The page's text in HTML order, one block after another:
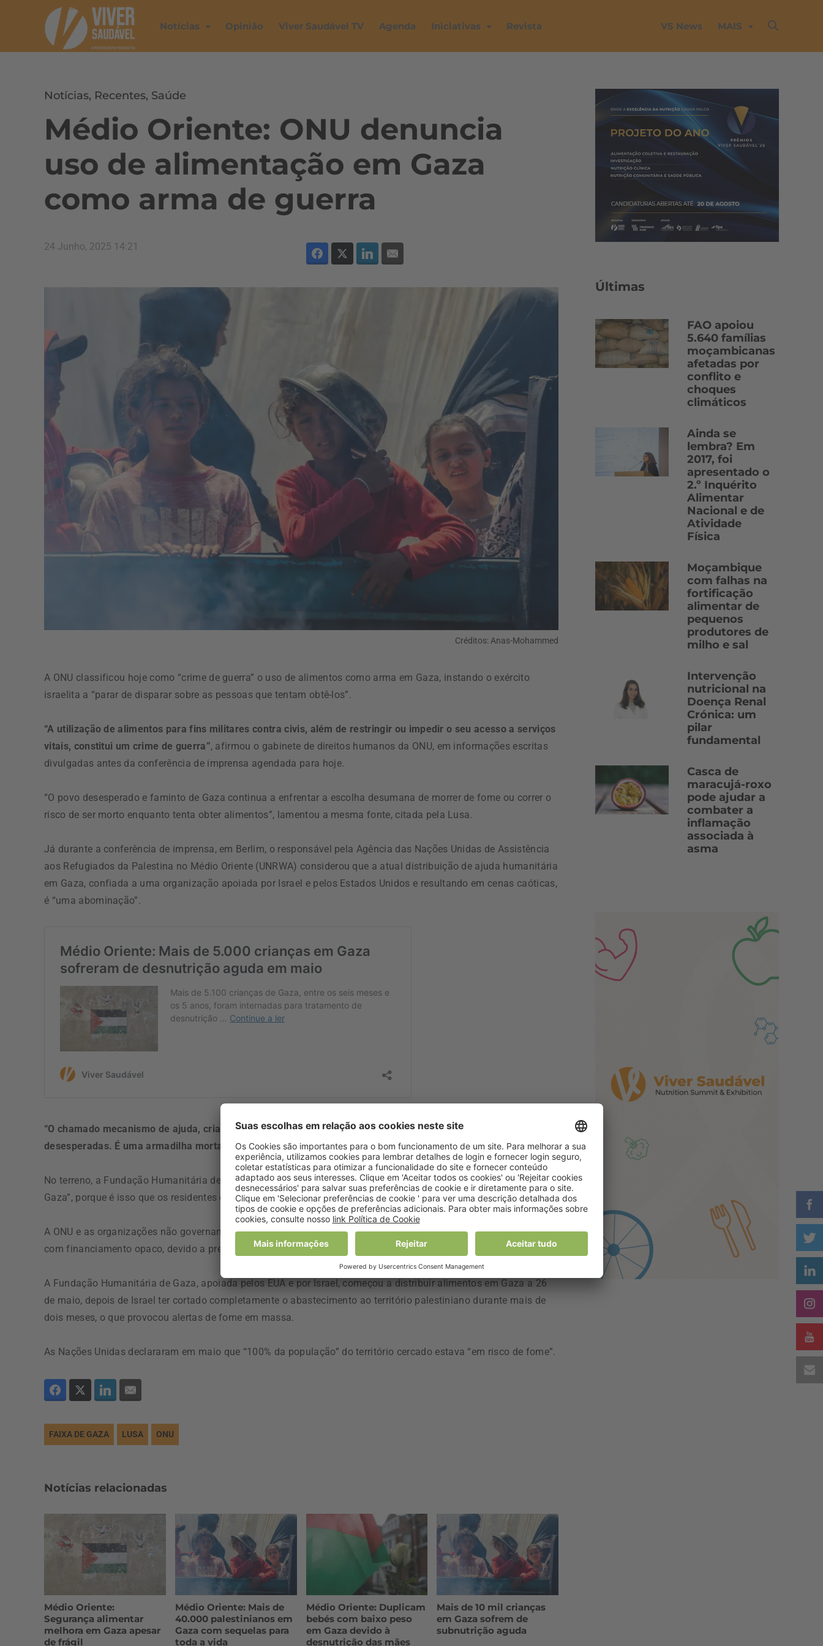
Notícias Opinião Viver Saudável TV Agenda Iniciativas Revista VS News MAIS
Notícias, Recentes, Saúde
Médio Oriente: ONU denuncia
uso de alimentação em Gaza
como arma de guerra
24 Junho, 2025 14:21
Créditos: Anas-Mohammed
A ONU classificou hoje como “crime de guerra” o uso de alimentos como arma em Gaza, instando o exército
israelita a “parar de disparar sobre as pessoas que tentam obtê-los”.
“A utilização de alimentos para fins militares contra civis, além de restringir ou impedir o seu acesso a serviços
vitais, constitui um crime de guerra”, afirmou o gabinete de direitos humanos da ONU, em informações escritas
divulgadas antes da conferência de imprensa agendada para hoje.
“O povo desesperado e faminto de Gaza continua a enfrentar a escolha desumana de morrer de fome ou correr o
risco de ser morto enquanto tenta obter alimentos”, lamentou a mesma fonte, citada pela Lusa.
Já durante a conferência de imprensa, em Berlim, o responsável pela Agência das Nações Unidas de Assistência
aos Refugiados da Palestina no Médio Oriente (UNRWA) considerou que a atual distribuição de ajuda humanitária
em Gaza, confiada a uma organização apoiada por Israel e pelos Estados Unidos e resultando em cenas caóticas,
é “uma abominação”.
“O chamado mecanismo de ajuda, criado recentemente, é uma abominação que humilha e degrada pessoas
desesperadas. É uma armadilha mortal, que custa mais vidas do que salva”, declarou Philippe Lazzarini.
No terreno, a Fundação Humanitária de Gaza (GHT, sigla em inglês) é apelidada de “Fundação Humilhante de
Gaza”, porque é isso que os residentes de Gaza sentem, acrescentou Philippe Lazzarini.
A ONU e as organizações não governamentais humanitárias recusam-se a trabalhar com a HGF, uma organização
com financiamento opaco, devido a preocupações com os seus processos e neutralidade.
A Fundação Humanitária de Gaza, apoiada pelos EUA e por Israel, começou a distribuir alimentos em Gaza a 26
de maio, depois de Israel ter cortado completamente o abastecimento ao território palestiniano durante mais de
dois meses, o que provocou alertas de fome em massa.
As Nações Unidas declararam em maio que “100% da população” do território cercado estava “em risco de fome”.
FAIXA DE GAZA LUSA ONU
Notícias relacionadas
Médio Oriente:
Segurança alimentar
melhora em Gaza apesar
de frágil
Médio Oriente: Mais de
40.000 palestinianos em
Gaza com sequelas para
toda a vida
Médio Oriente: Duplicam
bebés com baixo peso
em Gaza devido à
desnutrição das mães
Mais de 10 mil crianças
em Gaza sofrem de
subnutrição aguda
Últimas
FAO apoiou
5.640 famílias
moçambicanas
afetadas por
conflito e
choques
climáticos
Ainda se
lembra? Em
2017, foi
apresentado o
2.º Inquérito
Alimentar
Nacional e de
Atividade
Física
Moçambique
com falhas na
fortificação
alimentar de
pequenos
produtores de
milho e sal
Intervenção
nutricional na
Doença Renal
Crónica: um
pilar
fundamental
Casca de
maracujá-roxo
pode ajudar a
combater a
inflamação
associada à
asma